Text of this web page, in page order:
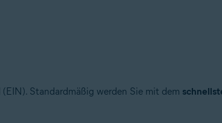
Standardmäßig werden Sie mit dem